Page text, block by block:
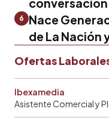
6
Nace
de La Nación
Ofertas
Ibexamedia
Asistente Comercial y